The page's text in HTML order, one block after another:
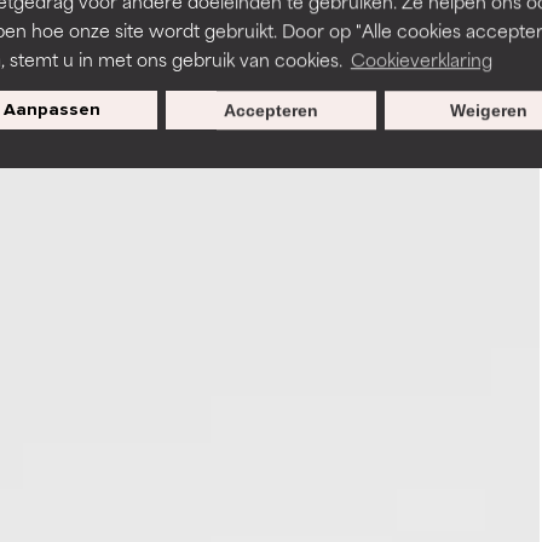
hoe onze site wordt gebruikt. Door op "Alle cookies
stemt u in met ons gebruik van cookies. Cookieverklaring
Aanpassen Weigeren
Accepteren